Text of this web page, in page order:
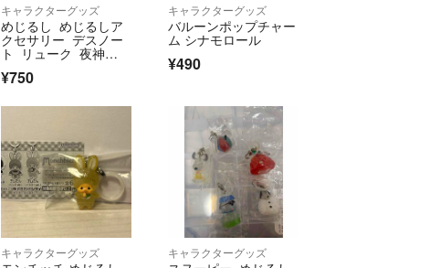
キャラクターグッズ
めじるし めじるしア
クセサリー デスノー
ト リューク 夜神
ルーロック 呪術 ブリ
カ 特典
¥750
キャラクターグッズ
バルーンポップチャー
ム シナモロール
¥490
キャラクターグッズ キャラクターグッズ